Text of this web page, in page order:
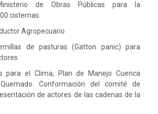
de Obras Públicas para la
cisternas.
Agropecuario
de pasturas (Gatton panic) para
para el Clima, Plan de Manejo Cuenca
Conformación del comité de
de actores de las cadenas de la